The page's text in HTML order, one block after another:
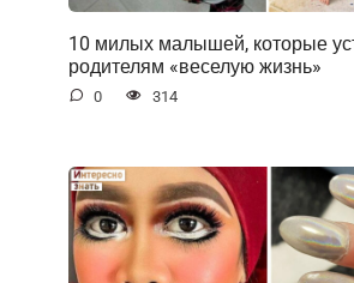
10 милых малышей, которые
родителям «веселую жизнь»
0 314